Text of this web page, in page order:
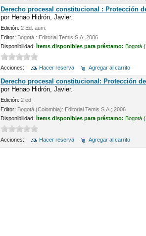
Derecho procesal constitucional : Protección
por Henao Hidrón, Javier.
Edición: 2 Ed. aum.
Editor: Bogotá : Editorial Temis S.A; 2006
Disponibilidad: Ítems disponibles para préstamo: Bogotá
Acciones: Hacer reserva Agregar al carrito
Derecho procesal constitucional: Protección
por Henao Hidrón, Javier.
Edición: 2 ed.
Editor: Bogotá (Colombia): Editorial Temis S.A.; 2006
Disponibilidad: Ítems disponibles para préstamo: Bogotá
Acciones: Hacer reserva Agregar al carrito